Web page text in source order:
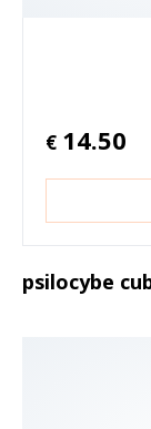
€ 14.50
psilocybe